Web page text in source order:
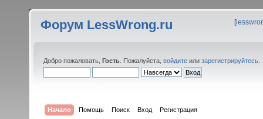
Форум LessWrong.ru [
Добро пожаловать, Гость . Пожалуйста, войдите или зарегистрируйтесь
Начало Помощь Поиск Вход Регистрация